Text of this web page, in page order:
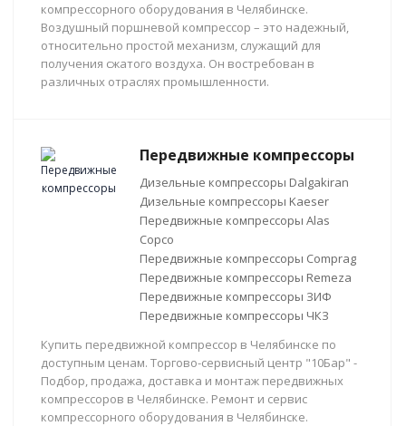
компрессорного оборудования в Челябинске.
Воздушный поршневой компрессор – это надежный,
относительно простой механизм, служащий для
получения сжатого воздуха. Он востребован в
различных отраслях промышленности.
Передвижные компрессоры
Дизельные компрессоры Dalgakiran
Дизельные компрессоры Kaeser
Передвижные компрессоры Alas
Copco
Передвижные компрессоры Comprag
Передвижные компрессоры Remeza
Передвижные компрессоры ЗИФ
Передвижные компрессоры ЧКЗ
Купить передвижной компрессор в Челябинске по
доступным ценам. Торгово-сервисный центр "10Бар" -
Подбор, продажа, доставка и монтаж передвижных
компрессоров в Челябинске. Ремонт и сервис
компрессорного оборудования в Челябинске.